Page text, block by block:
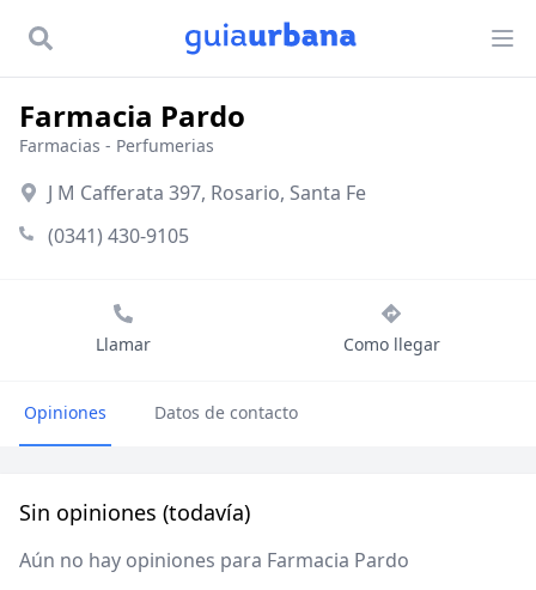
Farmacia Pardo
Farmacias - Perfumerias
J M Cafferata 397, Rosario, Santa Fe
(0341) 430-9105
Llamar Como llegar
Opiniones Datos de contacto
Sin opiniones (todavía)
Aún no hay opiniones para Farmacia Pardo